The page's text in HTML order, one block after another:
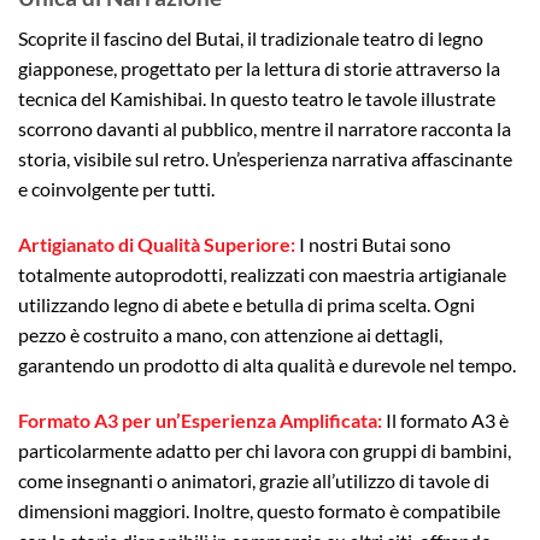
Scoprite il fascino del Butai, il tradizionale teatro di legno
giapponese, progettato per la lettura di storie attraverso la
tecnica del Kamishibai. In questo teatro le tavole illustrate
scorrono davanti al pubblico, mentre il narratore racconta la
storia, visibile sul retro. Un’esperienza narrativa affascinante
e coinvolgente per tutti.
Artigianato di Qualità Superiore: I nostri Butai sono
totalmente autoprodotti, realizzati con maestria artigianale
utilizzando legno di abete e betulla di prima scelta. Ogni
pezzo è costruito a mano, con attenzione ai dettagli,
garantendo un prodotto di alta qualità e durevole nel tempo.
Formato A3 per un’Esperienza Amplificata: Il formato A3 è
particolarmente adatto per chi lavora con gruppi di bambini,
come insegnanti o animatori, grazie all’utilizzo di tavole di
dimensioni maggiori. Inoltre, questo formato è compatibile